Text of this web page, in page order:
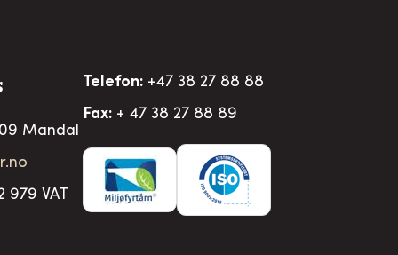
Mandal
VAT
Telefon: +47 38 27 88 88
Fax: + 47 38 27 88 89